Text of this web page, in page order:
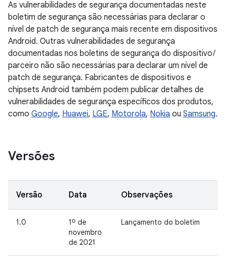
As vulnerabilidades de segurança documentadas neste
boletim de segurança são necessárias para declarar o
nível de patch de segurança mais recente em dispositivos
Android. Outras vulnerabilidades de segurança
documentadas nos boletins de segurança do dispositivo /
parceiro não são necessárias para declarar um nível de
patch de segurança. Fabricantes de dispositivos e
chipsets Android também podem publicar detalhes de
vulnerabilidades de segurança específicos dos produtos,
como Google, Huawei, LGE, Motorola, Nokia ou Samsung.
Versões
Versão Data Observações
1.0
1º de
novembro
de 2021
Lançamento do boletim